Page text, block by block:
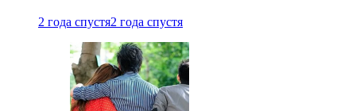
2 года спустя2 года спустя